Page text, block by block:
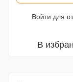
Войти для
В